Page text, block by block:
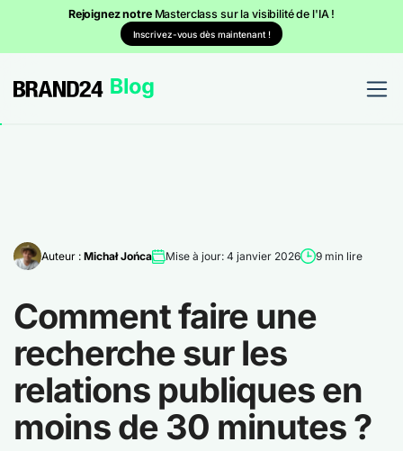
Rejoignez notre Masterclass sur la visibilité de l'IA !
Inscrivez-vous dès maintenant !
Auteur : Michał Jońca Mise à jour: 4 janvier 2026 9 min lire
Comment faire une
recherche sur les
relations publiques en
moins de 30 minutes ?